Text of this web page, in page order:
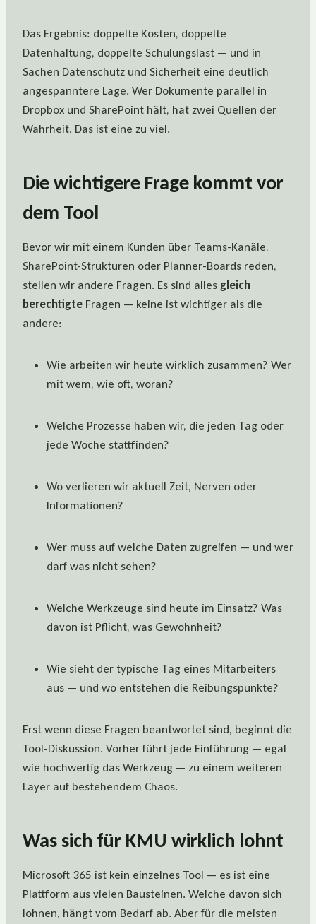
Das Ergebnis: doppelte Kosten, doppelte
Datenhaltung, doppelte Schulungslast — und in
Sachen Datenschutz und Sicherheit eine deutlich
angespanntere Lage. Wer Dokumente parallel in
Dropbox und SharePoint hält, hat zwei Quellen der
Wahrheit. Das ist eine zu viel.
Die wichtigere Frage kommt vor
dem Tool
Bevor wir mit einem Kunden über Teams-Kanäle,
SharePoint-Strukturen oder Planner-Boards reden,
stellen wir andere Fragen. Es sind alles gleich
berechtigte Fragen — keine ist wichtiger als die
andere:
Wie arbeiten wir heute wirklich zusammen? Wer
mit wem, wie oft, woran?
Welche Prozesse haben wir, die jeden Tag oder
jede Woche stattfinden?
Wo verlieren wir aktuell Zeit, Nerven oder
Informationen?
Wer muss auf welche Daten zugreifen — und wer
darf was nicht sehen?
Welche Werkzeuge sind heute im Einsatz? Was
davon ist Pflicht, was Gewohnheit?
Wie sieht der typische Tag eines Mitarbeiters
aus — und wo entstehen die Reibungspunkte?
Erst wenn diese Fragen beantwortet sind, beginnt die
Tool-Diskussion. Vorher führt jede Einführung — egal
wie hochwertig das Werkzeug — zu einem weiteren
Layer auf bestehendem Chaos.
Was sich für KMU wirklich lohnt
Microsoft 365 ist kein einzelnes Tool — es ist eine
Plattform aus vielen Bausteinen. Welche davon sich
lohnen, hängt vom Bedarf ab. Aber für die meisten